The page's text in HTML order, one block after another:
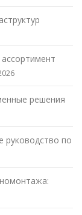
решения
руководство по